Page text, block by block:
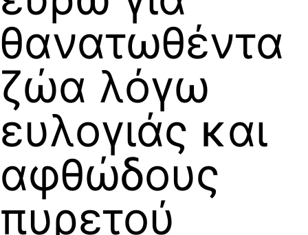
θανατωθέντα
ζώα λόγω
ευλογιάς και
αφθώδους
πυρετού